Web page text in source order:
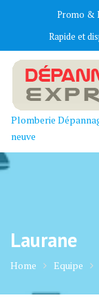
Promo &
Rapide et
Plomberie
neuve
Laurane
Home Equipe